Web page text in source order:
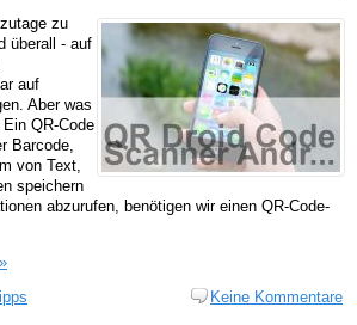
zu
überall - auf
auf
Aber was
QR-Code
Barcode,
von Text,
speichern
abzurufen, benötigen wir einen QR-Code-
Keine Kommentare